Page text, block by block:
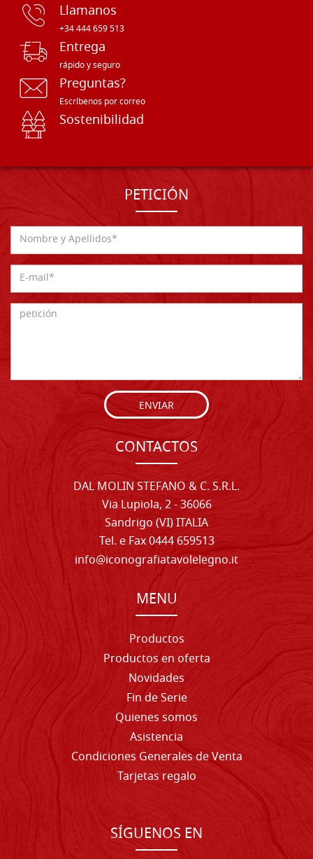
Llamanos
+34 444 659 513
Entrega
rápido y seguro
Preguntas?
Escríbenos por correo
Sostenibilidad
PETICIÓN
ENVIAR
CONTACTOS
DAL MOLIN STEFANO & C. S.R.L.
Via Lupiola, 2 - 36066
Sandrigo (VI) ITALIA
Tel. e Fax 0444 659513
info@iconografiatavolelegno.it
MENU
Productos
Productos en oferta
Novidades
Fin de Serie
Quienes somos
Asistencia
Condiciones Generales de Venta
Tarjetas regalo
SÍGUENOS EN